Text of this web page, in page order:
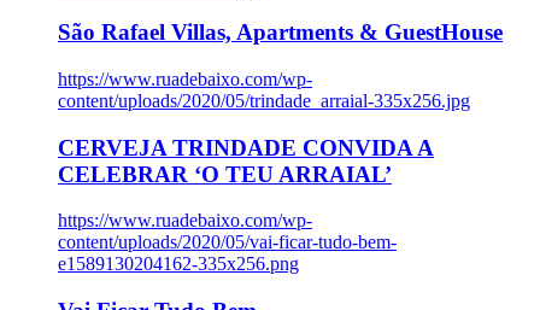
São Rafael Villas, Apartments & GuestHouse
https://www.ruadebaixo.com/wp-
content/uploads/2020/05/trindade_arraial-335x256.jpg
CERVEJA TRINDADE CONVIDA A
CELEBRAR ‘O TEU ARRAIAL’
https://www.ruadebaixo.com/wp-
content/uploads/2020/05/vai-ficar-tudo-bem-
e1589130204162-335x256.png